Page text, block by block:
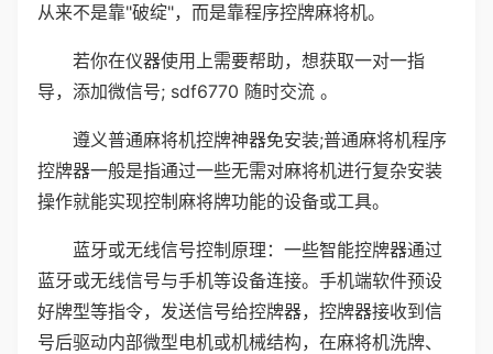
从来不是靠"破绽"，而是靠程序控牌麻将机。
若你在仪器使用上需要帮助，想获取一对一指
导，添加微信号; sdf6770 随时交流 。
遵义普通麻将机控牌神器免安装;普通麻将机程序
控牌器一般是指通过一些无需对麻将机进行复杂安装
操作就能实现控制麻将牌功能的设备或工具。
蓝牙或无线信号控制原理：一些智能控牌器通过
蓝牙或无线信号与手机等设备连接。手机端软件预设
好牌型等指令，发送信号给控牌器，控牌器接收到信
号后驱动内部微型电机或机械结构，在麻将机洗牌、